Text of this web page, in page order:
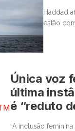
Haddad
estão
Única voz
última
é “reduto
“A inclusão